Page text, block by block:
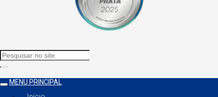
MENU PRINCIPAL